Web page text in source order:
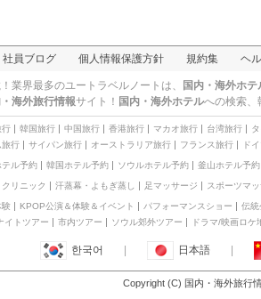
社員ブログ 個人情報保護方針 規約集 ヘ
業界最多のユートラベルノートは、
国内・海外ホ
海外旅行情報サイト！ 国内・海外ホテルへの検索、
行 韓国旅行 中国旅行 香港旅行 マカオ旅行 台湾旅行
旅行
サイパン旅行 オーストラリア旅行 フランス旅行 ド
テル予約 韓国ホテル予約 ソウルホテル予約 釜山ホテル予約
クリニック 汗蒸幕・よもぎ蒸し 足マッサージ スポーツマ
験 KPOP公演＆体験＆イベント パフォーマンスショー
伝統
イトツアー
市内ツアー ソウル郊外ツアー ドラマ/映画ロケ
한국어 日本語
Copyright (C) 国内・海外旅行